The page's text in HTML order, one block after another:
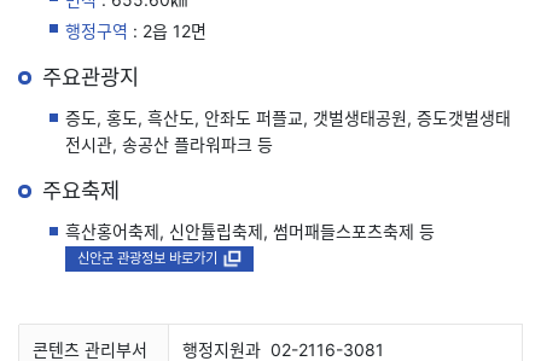
행정구역 : 2읍 12면
주요관광지
증도, 홍도, 흑산도, 안좌도 퍼플교, 갯벌생태공원, 증도갯벌생태
전시관, 송공산 플라워파크 등
주요축제
흑산홍어축제, 신안튤립축제, 썸머패들스포츠축제 등
신안군 관광정보 바로가기 새창
콘텐츠 관리부서 행정지원과 02-2116-3081